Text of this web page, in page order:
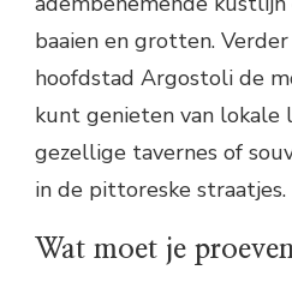
baaien en grotten.
hoofdstad Argostoli de
kunt genieten van lokale
gezellige tavernes of
in de pittoreske straatjes.
Wat moet je